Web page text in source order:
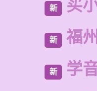
新 买
新 福
新 学